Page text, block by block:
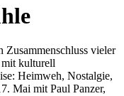
Zusammenschluss vieler
mit kulturell
Heimweh, Nostalgie,
Mai mit Paul Panzer,